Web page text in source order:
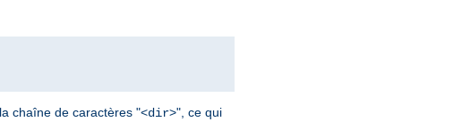
chaîne de caractères "<dir>", ce qui